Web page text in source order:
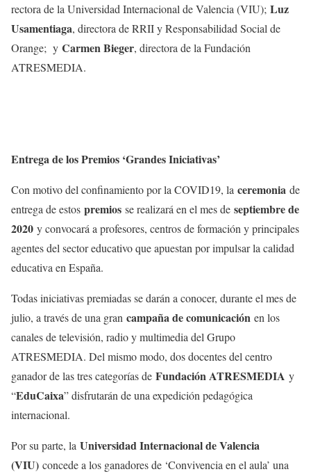
rectora de la Universidad Internacional de Valencia (VIU); Luz
Usamentiaga, directora de RRII y Responsabilidad Social de
Orange; y Carmen Bieger, directora de la Fundación
ATRESMEDIA.
Entrega de los Premios ‘Grandes Iniciativas’
Con motivo del confinamiento por la COVID19, la ceremonia de
entrega de estos premios se realizará en el mes de septiembre de
2020 y convocará a profesores, centros de formación y principales
agentes del sector educativo que apuestan por impulsar la calidad
educativa en España.
Todas iniciativas premiadas se darán a conocer, durante el mes de
julio, a través de una gran campaña de comunicación en los
canales de televisión, radio y multimedia del Grupo
ATRESMEDIA. Del mismo modo, dos docentes del centro
ganador de las tres categorías de Fundación ATRESMEDIA y
“EduCaixa” disfrutarán de una expedición pedagógica
internacional.
Por su parte, la Universidad Internacional de Valencia
(VIU) concede a los ganadores de ‘Convivencia en el aula’ una